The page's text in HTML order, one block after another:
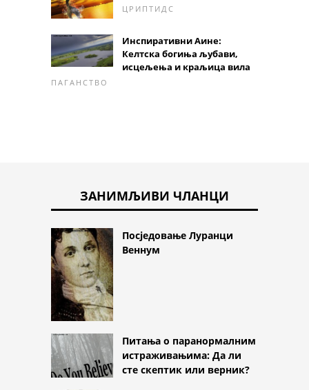
ЦРИПТИДС
Инспиративни Аине:
Келтска богиња љубави,
исцељења и краљица вила
ПАГАНСТВО
ЗАНИМЉИВИ ЧЛАНЦИ
Посједовање Луранци
Веннум
Питања о паранормалним
истраживањима: Да ли
сте скептик или верник?